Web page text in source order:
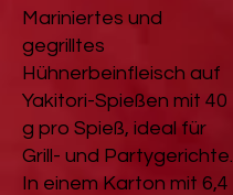
Mariniertes und
gegrilltes
Hühnerbeinfleisch auf
Yakitori-Spießen mit 40
g pro Spieß, ideal für
Grill- und Partygerichte.
In einem Karton mit 6,4